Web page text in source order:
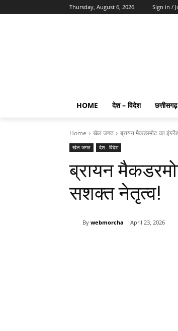
Thursday, August 6, 2026 Sign in /
HOME देश – विदेश छत्तीसगढ़
Home खेल जगत ब्रायन मैकडरमोट का
खेल जगत देश - विदेश
ब्रायन
सशक्त नेतृत्व!
By webmorcha April 23, 2026